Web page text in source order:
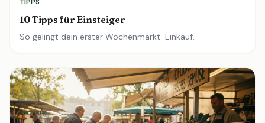
10 Tipps für Einsteiger
So gelingt dein erster Wochenmarkt-Einkauf.